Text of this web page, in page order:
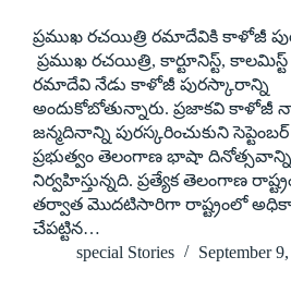
ప్రముఖ రచయిత్రి రమాదేవికి కాళోజీ
ప్రముఖ రచయిత్రి, కార్టూనిస్ట్, ‌కాలమిస్ట్
రమాదేవి నేడు కాళోజీ పురస్కారాన్ని
అందుకోబోతున్నారు. ప్రజాకవి
జన్మదినాన్ని పురస్కరించుకుని
ప్రభుత్వం తెలంగాణ భాషా
నిర్వహిస్తున్నది. ప్రత్యేక తెలంగాణ
తర్వాత మొదటిసారిగా రాష్ట్రంలో
చేపట్టిన…
special Stories
September